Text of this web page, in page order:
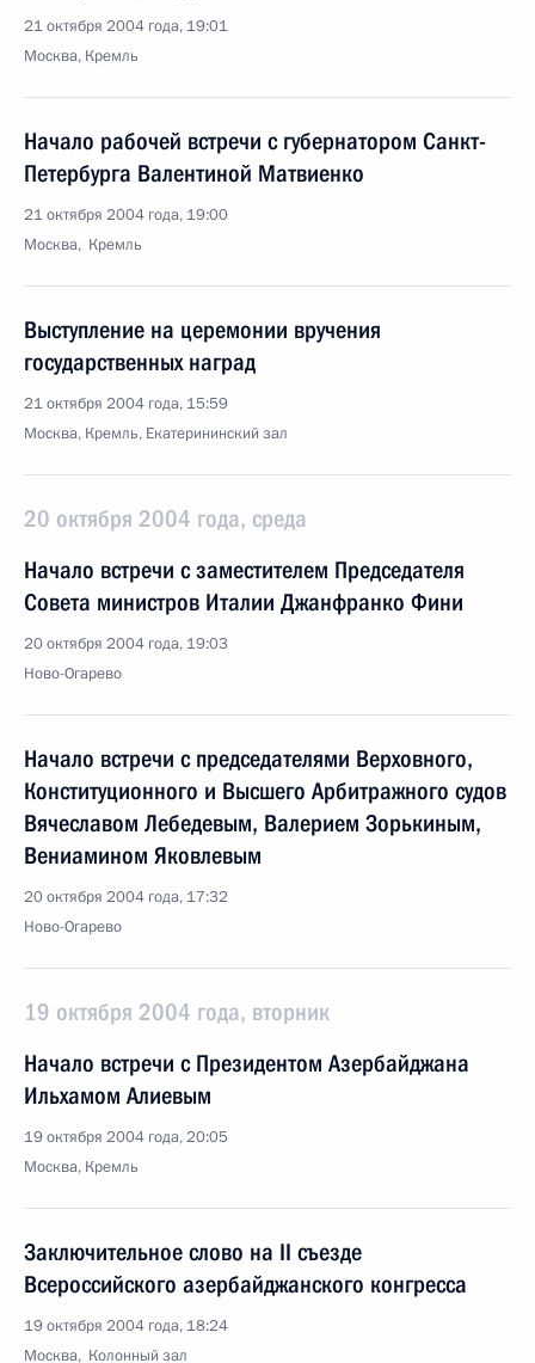
21 октября 2004 года, 19:01
Москва, Кремль
Начало рабочей встречи с губернатором Санкт-
Петербурга Валентиной Матвиенко
21 октября 2004 года, 19:00
Москва, Кремль
Выступление на церемонии вручения
государственных наград
21 октября 2004 года, 15:59
Москва, Кремль, Екатерининский зал
20 октября 2004 года, среда
Начало встречи с заместителем Председателя
Совета министров Италии Джанфранко Фини
20 октября 2004 года, 19:03
Ново-Огарево
Начало встречи с председателями Верховного,
Конституционного и Высшего Арбитражного судов
Вячеславом Лебедевым, Валерием Зорькиным,
Вениамином Яковлевым
20 октября 2004 года, 17:32
Ново-Огарево
19 октября 2004 года, вторник
Начало встречи с Президентом Азербайджана
Ильхамом Алиевым
19 октября 2004 года, 20:05
Москва, Кремль
Заключительное слово на II съезде
Всероссийского азербайджанского конгресса
19 октября 2004 года, 18:24
Москва, Колонный зал